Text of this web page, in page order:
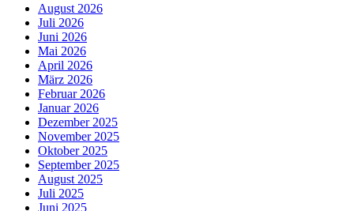
August 2026
Juli 2026
Juni 2026
Mai 2026
April 2026
März 2026
Februar 2026
Januar 2026
Dezember 2025
November 2025
Oktober 2025
September 2025
August 2025
Juli 2025
Juni 2025